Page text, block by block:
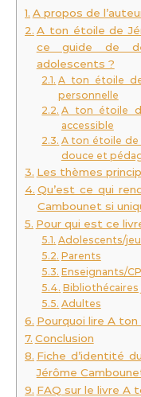
A propos de
A ton étoile de
ce guide de
adolescents ?
A ton étoile
personnelle
A ton étoile
accessible
A ton étoile de
douce et
Les thèmes
Qu’est ce qui
Cambounet si
Pour qui est ce
Adolescents/
Parents
Enseignants/
Bibliothécaires
Adultes
Pourquoi lire A
Conclusion
Fiche d’identité
Jérôme
FAQ sur le livre A